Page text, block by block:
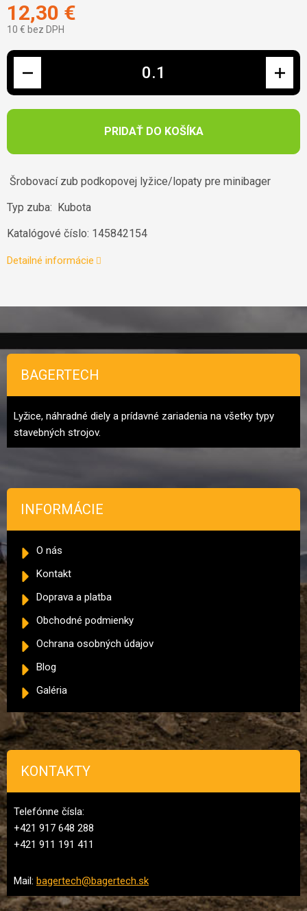
12,30 €
10 € bez DPH
Jednotková cena:
PRIDAŤ DO KOŠÍKA
Šrobovací zub podkopovej lyžice/lopaty pre minibager
Typ zuba: Kubota
Katalógové číslo: 145842154
Detailné informácie
BAGERTECH
Lyžice, náhradné diely a prídavné zariadenia na všetky typy
stavebných strojov.
INFORMÁCIE
O nás
Kontakt
Doprava a platba
Obchodné podmienky
Ochrana osobných údajov
Blog
Galéria
KONTAKTY
Telefónne čísla:
+421 917 648 288
+421 911 191 411
Mail: bagertech@bagertech.sk